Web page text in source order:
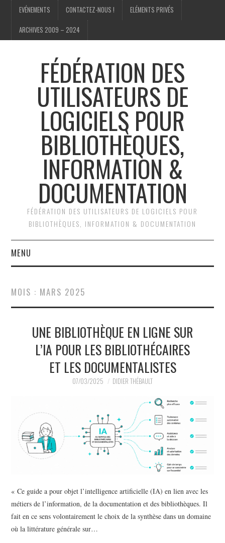
EVÉNEMENTS CONTACTEZ-NOUS ! ELÉMENTS PRIVÉS
ARCHIVES 2009 – 2024
FÉDÉRATION DES
UTILISATEURS DE
LOGICIELS POUR
BIBLIOTHÈQUES,
INFORMATION &
DOCUMENTATION
FÉDÉRATION DES UTILISATEURS DE LOGICIELS POUR
BIBLIOTHÈQUES, INFORMATION & DOCUMENTATION
MENU
QUI SOMMES-NOUS ?
ACTIVITÉS
JOURNÉES D’ÉTUDE
MOIS : MARS 2025
UNE BIBLIOTHÈQUE EN LIGNE SUR
L’IA POUR LES BIBLIOTHÉCAIRES
ET LES DOCUMENTALISTES
07/03/2025 DIDIER THÉBAULT
« Ce guide a pour objet l’intelligence artificielle (IA) en lien avec les
métiers de l’information, de la documentation et des bibliothèques. Il
fait en ce sens volontairement le choix de la synthèse dans un domaine
où la littérature générale sur…